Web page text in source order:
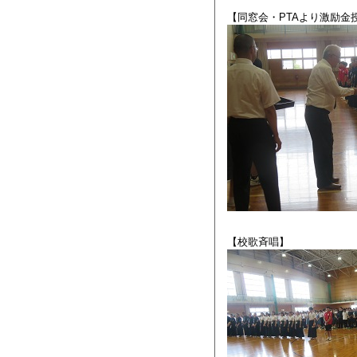
【同窓会・PTAより激励金
【校歌斉唱】